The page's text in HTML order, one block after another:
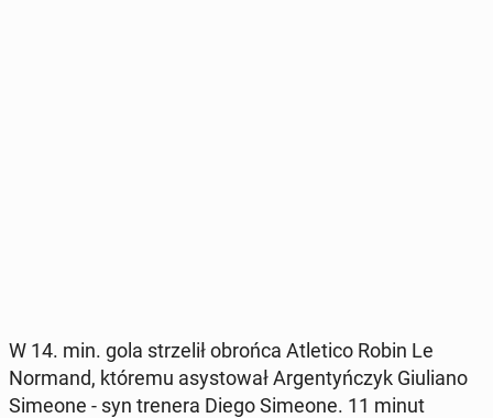
W 14. min. gola strze­lił obrońca Atle­ti­co Robin Le
Normand, któremu asy­sto­wał Ar­gen­tyń­czyk Giu­lia­no
Simeone - syn trenera Diego Simeone. 11 minut